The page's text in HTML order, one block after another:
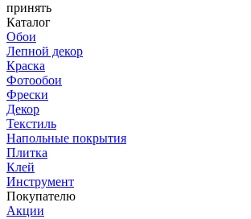
принять
Каталог
Обои
Лепной декор
Краска
Фотообои
Фрески
Декор
Текстиль
Напольные покрытия
Плитка
Клей
Инструмент
Покупателю
Акции